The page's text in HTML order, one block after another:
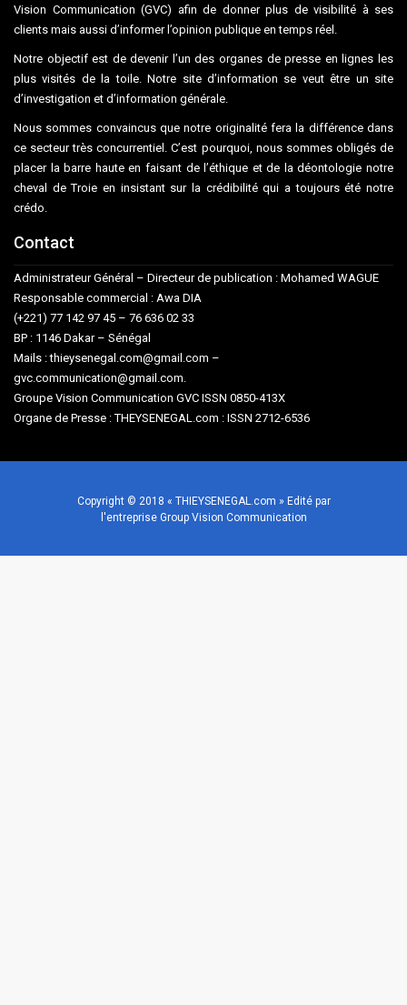
Vision Communication (GVC) afin de donner plus de visibilité à ses
clients mais aussi d’informer l’opinion publique en temps réel.
Notre objectif est de devenir l’un des organes de presse en lignes les
plus visités de la toile. Notre site d’information se veut être un site
d’investigation et d’information générale.
Nous sommes convaincus que notre originalité fera la différence dans
ce secteur très concurrentiel. C’est pourquoi, nous sommes obligés de
placer la barre haute en faisant de l’éthique et de la déontologie notre
cheval de Troie en insistant sur la crédibilité qui a toujours été notre
crédo.
Contact
Administrateur Général – Directeur de publication : Mohamed WAGUE
Responsable commercial : Awa DIA
(+221) 77 142 97 45 – 76 636 02 33
BP : 1146 Dakar – Sénégal
Mails : thieysenegal.com@gmail.com –
gvc.communication@gmail.com.
Groupe Vision Communication GVC ISSN 0850-413X
Organe de Presse : THEYSENEGAL.com : ISSN 2712-6536
Copyright © 2018 « THIEYSENEGAL.com » Edité par
l'entreprise Group Vision Communication